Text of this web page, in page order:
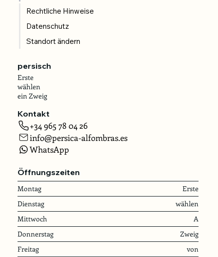
Rechtliche Hinweise
Datenschutz
Standort ändern
persisch
Erste
wählen
ein Zweig
Kontakt
+34 965 78 04 26
info@persica-alfombras.es
WhatsApp
Öffnungszeiten
Montag
Erste
Dienstag
wählen
Mittwoch
A
Donnerstag
Zweig
Freitag
von